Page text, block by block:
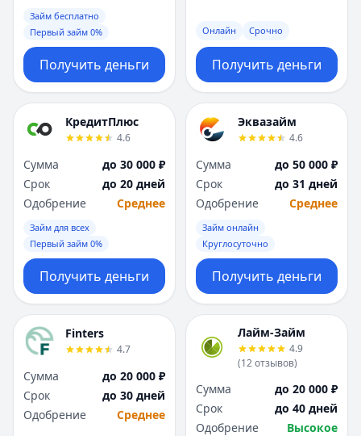
Займ бесплатно
Первый займ 0%
Получить деньги
Онлайн Срочно
Получить деньги
КредитПлюс
4.6
Сумма
до 30 000 ₽
Срок
до 20 дней
Одобрение
Среднее
Займ для всех
Первый займ 0%
Получить деньги
Эквазайм
4.6
Сумма
до 50 000 ₽
Срок
до 31 дней
Одобрение
Среднее
Займ онлайн
Круглосуточно
Получить деньги
Finters
4.7
Сумма
до 20 000 ₽
Срок
до 30 дней
Одобрение
Среднее
Лайм-Займ
4.9
(12отзывов)
Сумма
до 20 000 ₽
Срок
до 40 дней
Одобрение
Высокое